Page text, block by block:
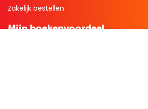
Zakelijk bestellen
Mijn boekenvoordeel